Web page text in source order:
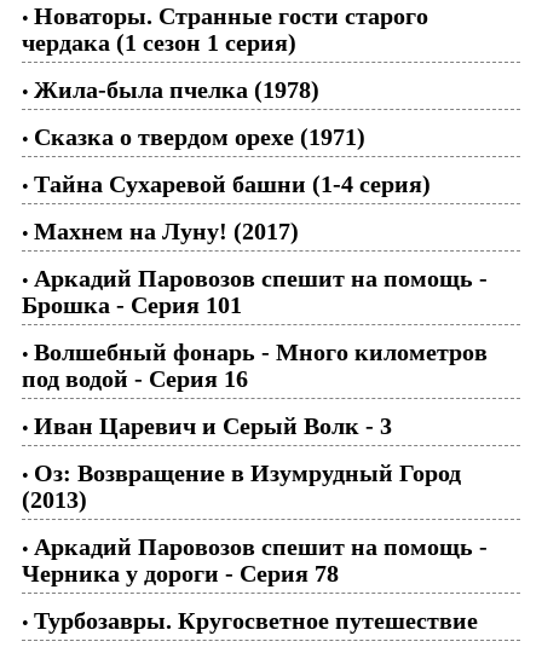
• Новаторы. Странные гости старого
чердака (1 сезон 1 серия)
• Жила-была пчелка (1978)
• Сказка о твердом орехе (1971)
• Тайна Сухаревой башни (1-4 серия)
• Махнем на Луну! (2017)
• Аркадий Паровозов спешит на помощь -
Брошка - Серия 101
• Волшебный фонарь - Много километров
под водой - Серия 16
• Иван Царевич и Серый Волк - 3
• Оз: Возвращение в Изумрудный Город
(2013)
• Аркадий Паровозов спешит на помощь -
Черника у дороги - Серия 78
• Турбозавры. Кругосветное путешествие